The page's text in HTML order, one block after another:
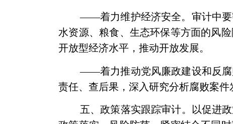
——着力维护经济安全。审计中要
水资源、粮食、生态环保等方面的风
开放型经济水平，推动开放发展。
——着力推动党风廉政建设和反腐
责任、查后果，深入研究分析腐败案
五、政策落实跟踪审计。以促进